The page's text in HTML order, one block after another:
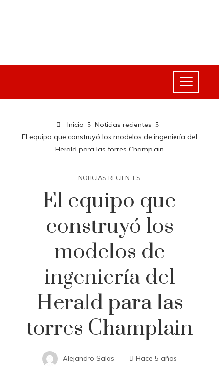
Inicio
Noticias recientes
El equipo que construyó los modelos de ingeniería del
Herald para las torres Champlain
NOTICIAS RECIENTES
El equipo que
construyó los
modelos de
ingeniería del
Herald para las
torres Champlain
Alejandro Salas Hace 5 años